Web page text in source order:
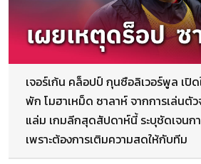
เจอร์เก้น คล็อปป์ กุนซือลิเวอร์พูล เปิ
พัก โมฮาเหม็ด ซาลาห์ จากการเล่นตั
แล่ม เกมลีกสุดสัปดาห์นี้ ระบุชัดเจนก
เพราะต้องการเติมความสดให้กับทีม